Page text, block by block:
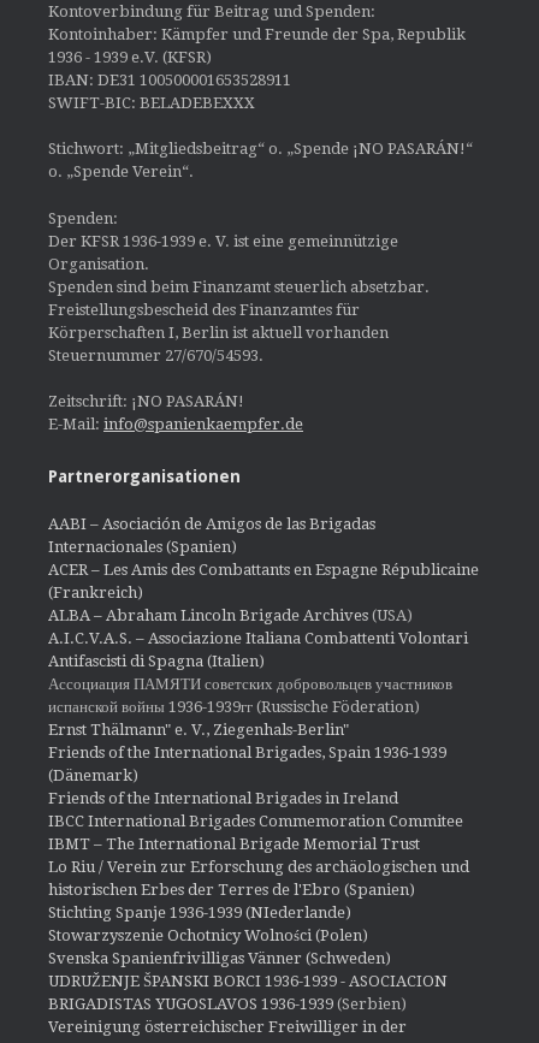
Kontoverbindung für Beitrag und Spenden:
Kontoinhaber: Kämpfer und Freunde der Spa, Republik
1936 - 1939 e.V. (KFSR)
IBAN: DE31 100500001653528911
SWIFT-BIC: BELADEBEXXX
Stichwort: „Mitgliedsbeitrag“ o. „Spende ¡NO PASARÁN!“
o. „Spende Verein“.
Spenden:
Der KFSR 1936-1939 e. V. ist eine gemeinnützige
Organisation.
Spenden sind beim Finanzamt steuerlich absetzbar.
Freistellungsbescheid des Finanzamtes für
Körperschaften I, Berlin ist aktuell vorhanden
Steuernummer 27/670/54593.
Zeitschrift: ¡NO PASARÁN!
E-Mail: info@spanienkaempfer.de
Partnerorganisationen
AABI – Asociación de Amigos de las Brigadas
Internacionales (Spanien)
ACER – Les Amis des Combattants en Espagne Républicaine
(Frankreich)
ALBA – Abraham Lincoln Brigade Archives (USA)
A.I.C.V.A.S. – Associazione Italiana Combattenti Volontari
Antifascisti di Spagna (Italien)
Ассоциация ПАМЯТИ советских добровольцев участников
испанской войны 1936-1939гг (Russische Föderation)
Ernst Thälmann" e. V., Ziegenhals-Berlin"
Friends of the International Brigades, Spain 1936-1939
(Dänemark)
Friends of the International Brigades in Ireland
IBCC International Brigades Commemoration Commitee
IBMT – The International Brigade Memorial Trust
Lo Riu / Verein zur Erforschung des archäologischen und
historischen Erbes der Terres de l'Ebro (Spanien)
Stichting Spanje 1936-1939 (NIederlande)
Stowarzyszenie Ochotnicy Wolności (Polen)
Svenska Spanienfrivilligas Vänner (Schweden)
UDRUŽENJE ŠPANSKI BORCI 1936-1939 - ASOCIACION
BRIGADISTAS YUGOSLAVOS 1936-1939 (Serbien)
Vereinigung österreichischer Freiwilliger in der